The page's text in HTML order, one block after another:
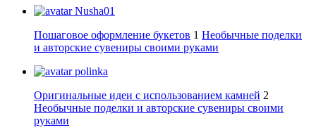
Nusha01
Пошаговое оформление букетов 1 Необычные поделки
и авторские сувениры своими руками
polinka
Оригинальные идеи с использованием камней 2
Необычные поделки и авторские сувениры своими
руками